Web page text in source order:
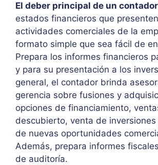
El deber principal de un contador
estados financieros que
actividades comerciales de la
formato simple que sea fácil de
Prepara los informes financieros
y para su presentación a los
general, el contador brinda
gerencia sobre fusiones y
opciones de financiamiento,
descubierto, venta de
de nuevas oportunidades
Además, prepara informes
de auditoría.